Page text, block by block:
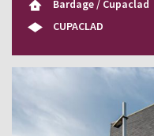
Bardage / Cupaclad
CUPACLAD